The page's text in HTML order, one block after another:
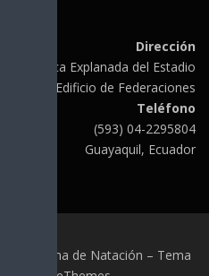
Dirección
Olímpica Explanada del Estadio
Modelo Edificio de Federaciones
Teléfono
(593) 04-2295804
Guayaquil, Ecuador
de Natación – Tema